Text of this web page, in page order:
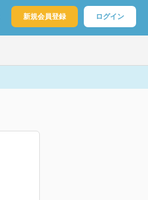
新規会員登録 ログイン